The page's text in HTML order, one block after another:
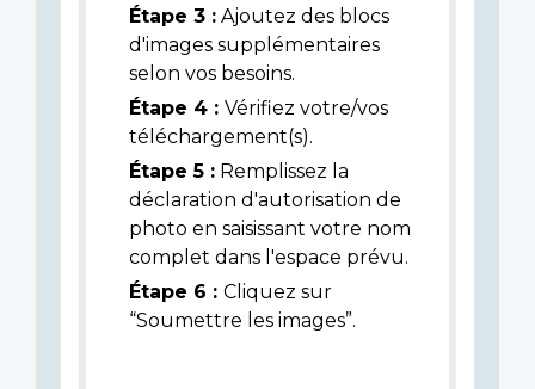
Étape 3 : Ajoutez des blocs
d'images supplémentaires
selon vos besoins.
Étape 4 : Vérifiez votre/vos
téléchargement(s).
Étape 5 : Remplissez la
déclaration d'autorisation de
photo en saisissant votre nom
complet dans l'espace prévu.
Étape 6 : Cliquez sur
“Soumettre les images”.